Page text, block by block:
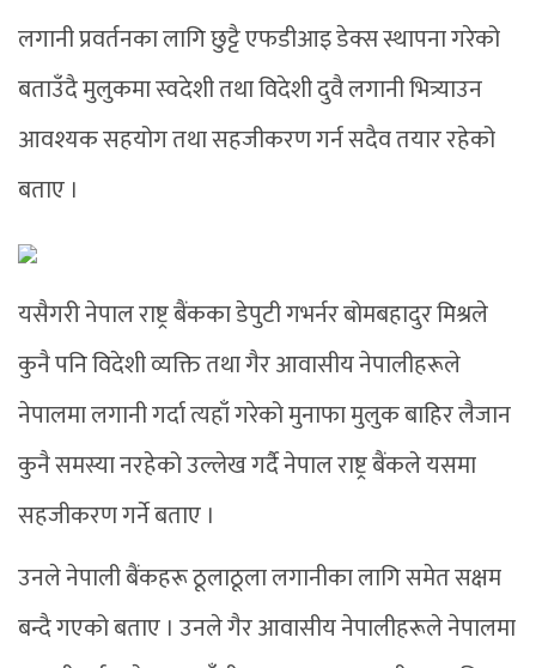
लगानी प्रवर्तनका लागि छुट्टै एफडीआइ डेक्स स्थापना गरेको
बताउँदै मुलुकमा स्वदेशी तथा विदेशी दुवै लगानी भित्र्याउन
आवश्यक सहयोग तथा सहजीकरण गर्न सदैव तयार रहेको
बताए ।
यसैगरी नेपाल राष्ट्र बैंकका डेपुटी गभर्नर बोमबहादुर मिश्रले
कुनै पनि विदेशी व्यक्ति तथा गैर आवासीय नेपालीहरूले
नेपालमा लगानी गर्दा त्यहाँ गरेको मुनाफा मुलुक बाहिर लैजान
कुनै समस्या नरहेको उल्लेख गर्दै नेपाल राष्ट्र बैंकले यसमा
सहजीकरण गर्ने बताए ।
उनले नेपाली बैंकहरू ठूलाठूला लगानीका लागि समेत सक्षम
बन्दै गएको बताए । उनले गैर आवासीय नेपालीहरूले नेपालमा